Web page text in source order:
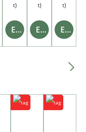
t)
Einzelheiten
t)
Einzelheiten
t)
Einzelheiten